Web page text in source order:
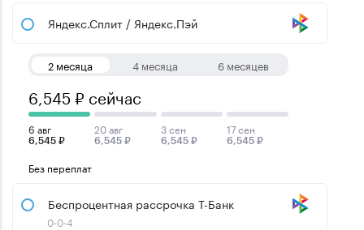
Яндекс.Сплит / Яндекс.Пэй
2 месяца 4 месяца 6 месяцев
6,545 ₽ сейчас
6 авг
6,545 ₽
20 авг
6,545 ₽
3 сен
6,545 ₽
17 сен
6,545 ₽
Без переплат
Беспроцентная рассрочка Т-Банк
0-0-4